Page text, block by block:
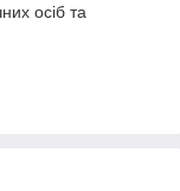
осіб та